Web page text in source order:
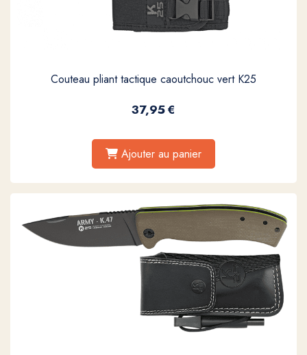
Couteau pliant tactique caoutchouc vert K25
37,95€
Ajouter au panier